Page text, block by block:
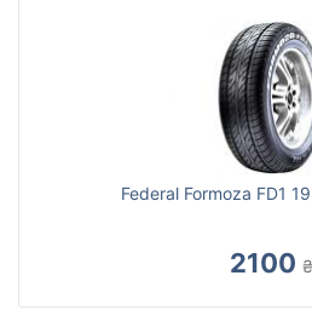
Federal Formoza FD1
2100 ₴